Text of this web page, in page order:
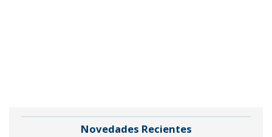
Novedades Recientes